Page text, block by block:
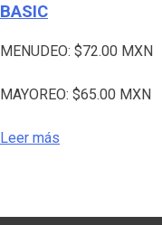
BASIC
MENUDEO: $72.00 MXN
MAYOREO: $65.00 MXN
Leer más